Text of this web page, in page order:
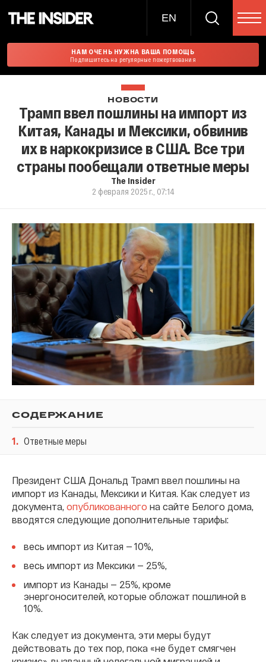
EN
НАМ ОЧЕНЬ НУЖНА ВАША ПОМОЩЬ
Подпишитесь на регулярные пожертвования
НОВОСТИ
Трамп ввел пошлины на импорт из
Китая, Канады и Мексики, обвинив
их в наркокризисе в США. Все три
страны пообещали ответные меры
The Insider
2 февраля 2025 г., 07:14
СОДЕРЖАНИЕ
1. Ответные меры
Президент США Дональд Трамп ввел пошлины на
импорт из Канады, Мексики и Китая. Как следует из
документа, опубликованного на сайте Белого дома,
вводятся следующие дополнительные тарифы:
весь импорт из Китая — 10%,
весь импорт из Мексики — 25%,
импорт из Канады — 25%, кроме
энергоносителей, которые обложат пошлиной в
10%.
Как следует из документа, эти меры будут
действовать до тех пор, пока «не будет смягчен